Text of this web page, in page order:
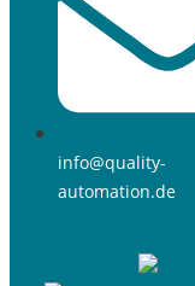
info@quality-
automation.de